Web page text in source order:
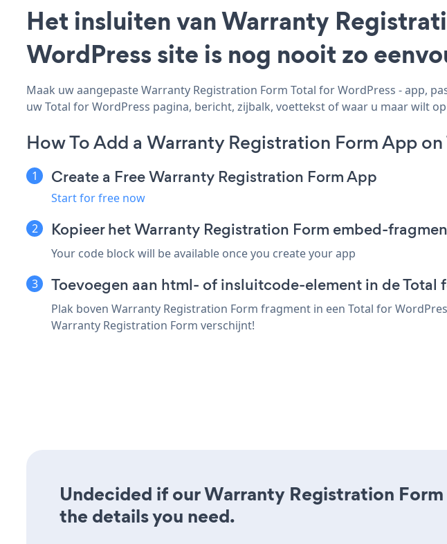
Het insluiten van Warranty
WordPress site is nog nooit zo
Maak uw aangepaste Warranty Registration Form Total for WordPress - app,
uw Total for WordPress pagina, bericht, zijbalk, voettekst of waar u maar wilt
How To Add a Warranty Registration Form App
Create a Free Warranty Registration Form App
Start for free now
Kopieer het Warranty Registration Form embed-
Your code block will be available once you create your app
Toevoegen aan html- of insluitcode-element in de Total
Plak boven Warranty Registration Form fragment in een Total for
Warranty Registration Form verschijnt!
Undecided if our Warranty Registration
the details you need.